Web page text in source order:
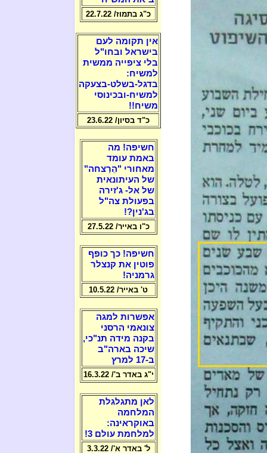
כ"ג בתמוז/ 22.7.22
אין תקומה לעם
בישראל ובחו"ל
בלי ציפייה ממשית
למשיח:
בדגל-בשלט-בצעקה
למשיח-ובכינוסי
משיח!!
כ"ד בסיון/ 23.6.22
חשיפה! מה
באמת עומד
מאחורי "הֵרַצחה"
של העיתונאית
של אל- ג'זירה
בפעולת צה"ל
בג'נין?!
כ"ו באייר/ 27.5.22
חשיפה! כך כופף
פוטין את קנצלר
גרמניה!
ט' באייר/ 10.5.22
אפשרות למגה
צונאמי הרסני
בקנה מידה תנ"כי,
שיכה בארה"ב
ב-17 למרץ
י"ג באדר ב'/ 16.3.22
לאן מתגלגלת
המלחמה
באוקראינה:
למלחמת עולם 3!
ל' באדר א'/ 3.3.22